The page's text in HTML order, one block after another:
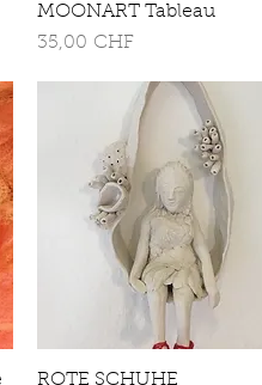
Schnellansicht
MOONART Tableau
Preis
35,00 CHF
Schnellansicht
ROTE SCHUHE